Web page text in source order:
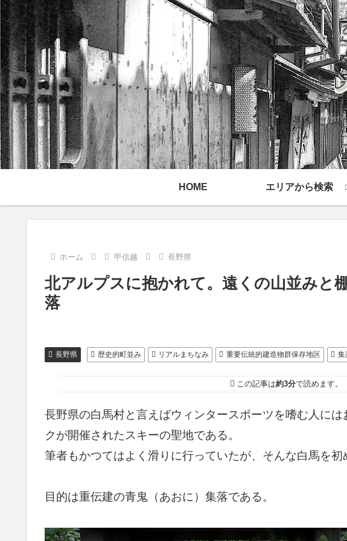
HOME エリアから検索
ホーム 甲信越 長野県
北アルプスに抱かれて。遠くの山並みと
落
長野県 歴史的町並み リアルまちなみ 重要伝統的建造物群保存地区 集
この記事は約3分で読めます。
長野県の白馬村と言えばウィンタースポーツを嗜む人に
クが開催されたスキーの聖地である。
筆者もかつてはよく滑りに行っていたが、そんな白馬を初
目的は重伝建の青鬼（あおに）集落である。